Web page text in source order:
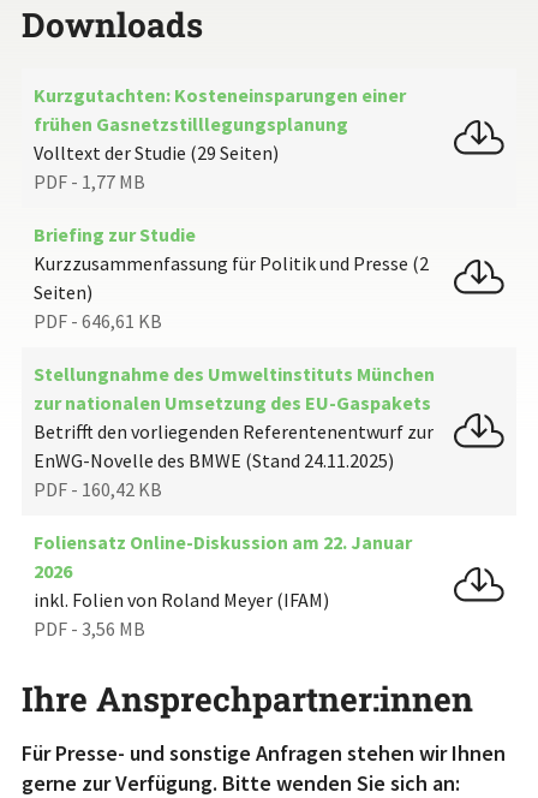
Downloads
Kurzgutachten: Kosteneinsparungen einer
frühen Gasnetzstilllegungsplanung
Volltext der Studie (29 Seiten)
PDF - 1,77 MB
Briefing zur Studie
Kurzzusammenfassung für Politik und Presse (2
Seiten)
PDF - 646,61 KB
Stellungnahme des Umweltinstituts München
zur nationalen Umsetzung des EU-Gaspakets
Betrifft den vorliegenden Referentenentwurf zur
EnWG-Novelle des BMWE (Stand 24.11.2025)
PDF - 160,42 KB
Foliensatz Online-Diskussion am 22. Januar
2026
inkl. Folien von Roland Meyer (IFAM)
PDF - 3,56 MB
Ihre Ansprechpartner:innen
Für Presse- und sonstige Anfragen stehen wir Ihnen
gerne zur Verfügung. Bitte wenden Sie sich an: